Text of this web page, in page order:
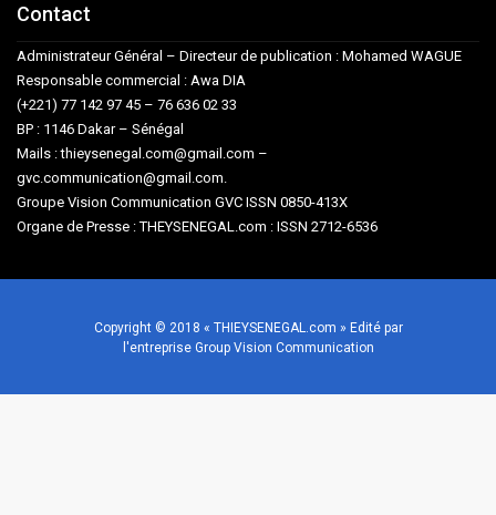
Contact
Administrateur Général – Directeur de publication : Mohamed WAGUE
Responsable commercial : Awa DIA
(+221) 77 142 97 45 – 76 636 02 33
BP : 1146 Dakar – Sénégal
Mails : thieysenegal.com@gmail.com –
gvc.communication@gmail.com.
Groupe Vision Communication GVC ISSN 0850-413X
Organe de Presse : THEYSENEGAL.com : ISSN 2712-6536
Copyright © 2018 « THIEYSENEGAL.com » Edité par
l'entreprise Group Vision Communication